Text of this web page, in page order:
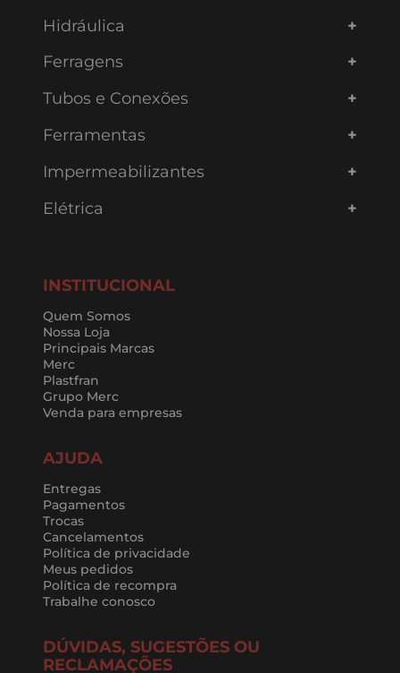
Hidráulica
Ferragens
Tubos e Conexões
Ferramentas
Impermeabilizantes
Elétrica
INSTITUCIONAL
Quem Somos
Nossa Loja
Principais Marcas
Merc
Plastfran
Grupo Merc
Venda para empresas
AJUDA
Entregas
Pagamentos
Trocas
Cancelamentos
Política de privacidade
Meus pedidos
Política de recompra
Trabalhe conosco
DÚVIDAS, SUGESTÕES OU
RECLAMAÇÕES